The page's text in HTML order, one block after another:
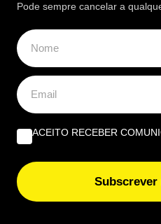
Quando viver no Algarve se
Rúben Silva
Um olho no burro, outro no cigano
Santos
EUROPE DIRECT ALGARVE
Cultura e sustentabilidade
Al-Bauhaus Dream Academy
Pode sempre cancelar a
ACEITO RECEBER